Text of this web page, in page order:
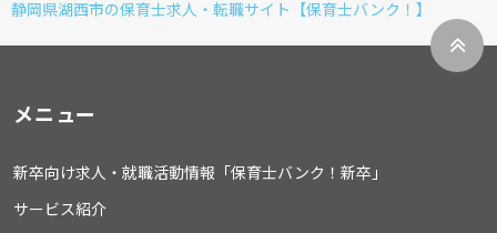
静岡県湖西市の保育士求人・転職サイト【保育士バンク！】
メニュー
新卒向け求人・就職活動情報「保育士バンク！新卒」
サービス紹介